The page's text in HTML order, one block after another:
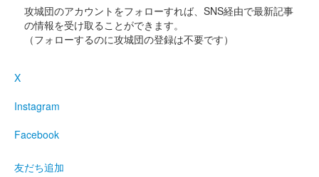
丸岡城 御城印 令和7年1月限定版
丸岡城 御城印
2024年12月21、22日に開催されたお城EXPO 2024の丸岡城 ー
攻城団のアカウントをフォローすれば、SNS経由で最新記事
の情報を受け取ることができます。
（フォローするのに攻城団の登録は不要です）
X
Instagram
Facebook
友だち追加